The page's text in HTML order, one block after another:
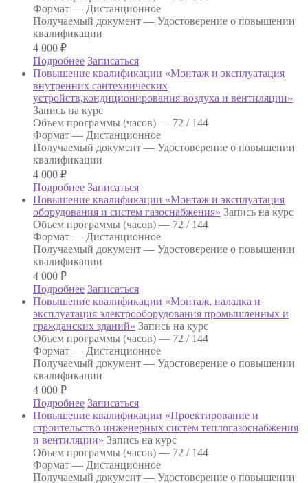
Формат — Дистанционное
Получаемый документ — Удостоверение о повышении
квалификации
4 000 ₽
Подробнее Записаться
Повышение квалификации «Монтаж и эксплуатация
внутренних сантехнических
устройств,кондиционирования воздуха и вентиляции»
Запись на курс
Объем программы (часов) — 72 / 144
Формат — Дистанционное
Получаемый документ — Удостоверение о повышении
квалификации
4 000 ₽
Подробнее Записаться
Повышение квалификации «Монтаж и эксплуатация
оборудования и систем газоснабжения» Запись на курс
Объем программы (часов) — 72 / 144
Формат — Дистанционное
Получаемый документ — Удостоверение о повышении
квалификации
4 000 ₽
Подробнее Записаться
Повышение квалификации «Монтаж, наладка и
эксплуатация электрооборудования промышленных и
гражданских зданий» Запись на курс
Объем программы (часов) — 72 / 144
Формат — Дистанционное
Получаемый документ — Удостоверение о повышении
квалификации
4 000 ₽
Подробнее Записаться
Повышение квалификации «Проектирование и
строительство инженерных систем теплогазоснабжения
и вентиляции» Запись на курс
Объем программы (часов) — 72 / 144
Формат — Дистанционное
Получаемый документ — Удостоверение о повышении